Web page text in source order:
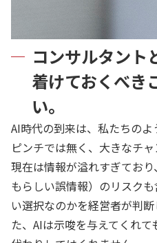
コンサルタント
着けておくべき
い。
AI時代の到来は、私たちの
ピンチでは無く、大きなチャ
現在は情報が溢れすぎてお
もらしい誤情報）のリスク
い選択なのかを経営者が判
た、AIは示唆を与えてくれ